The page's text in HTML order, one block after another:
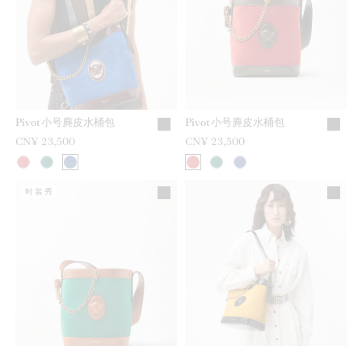
Pivot小号麂皮水桶包
CN¥ 23,500
Pivot小号麂皮水桶包
CN¥ 23,500
时装秀